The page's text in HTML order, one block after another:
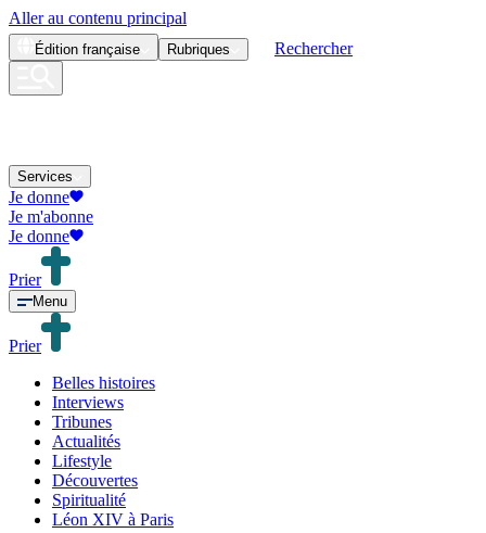
Aller au contenu principal
Édition française Rubriques Rechercher
Services
Je donne
Je m'abonne
Je donne
Prier
Menu
Prier
Belles histoires
Interviews
Tribunes
Actualités
Lifestyle
Découvertes
Spiritualité
Léon XIV à Paris